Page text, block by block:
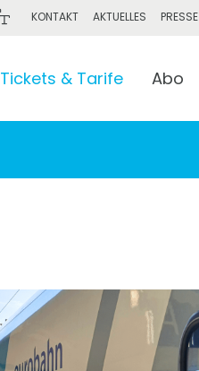
KONTAKT AKTUELLES PRESSE
Tickets & Tarife Abo